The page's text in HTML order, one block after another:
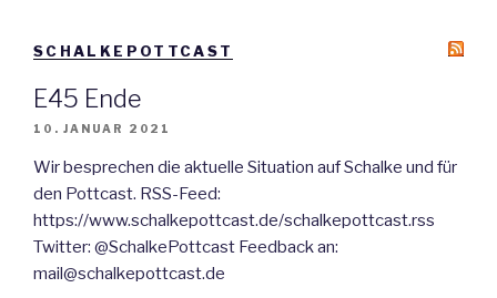
SCHALKEPOTTCAST
E45 Ende
10. JANUAR 2021
Wir besprechen die aktuelle Situation auf Schalke und für
den Pottcast. RSS-Feed:
https://www.schalkepottcast.de/schalkepottcast.rss
Twitter: @SchalkePottcast Feedback an:
mail@schalkepottcast.de